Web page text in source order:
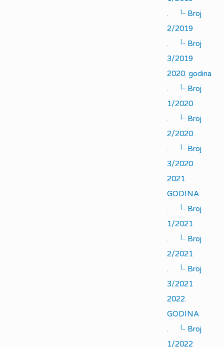
.
|_ Broj
2/2019
.
|_ Broj
3/2019
2020. godina
.
|_ Broj
1/2020
.
|_ Broj
2/2020
.
|_ Broj
3/2020
2021.
GODINA
.
|_ Broj
1/2021
.
|_ Broj
2/2021
.
|_ Broj
3/2021
2022.
GODINA
.
|_ Broj
1/2022